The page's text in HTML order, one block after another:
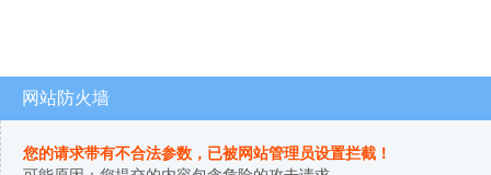
网站防火墙
您的请求带有不合法参数，已被网站管理员设置拦截！